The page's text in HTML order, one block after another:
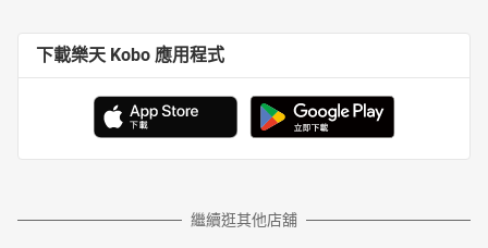
下載樂天 Kobo 應用程式
繼續逛其他店舖